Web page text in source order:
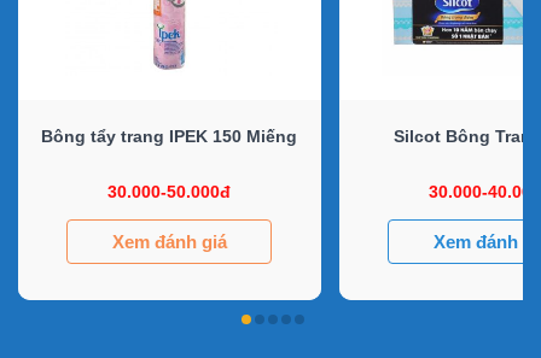
Bông tẩy trang IPEK 150 Miếng
30.000-50.000đ
Xem đánh giá
Silcot Bông
30.000-
Xem đánh